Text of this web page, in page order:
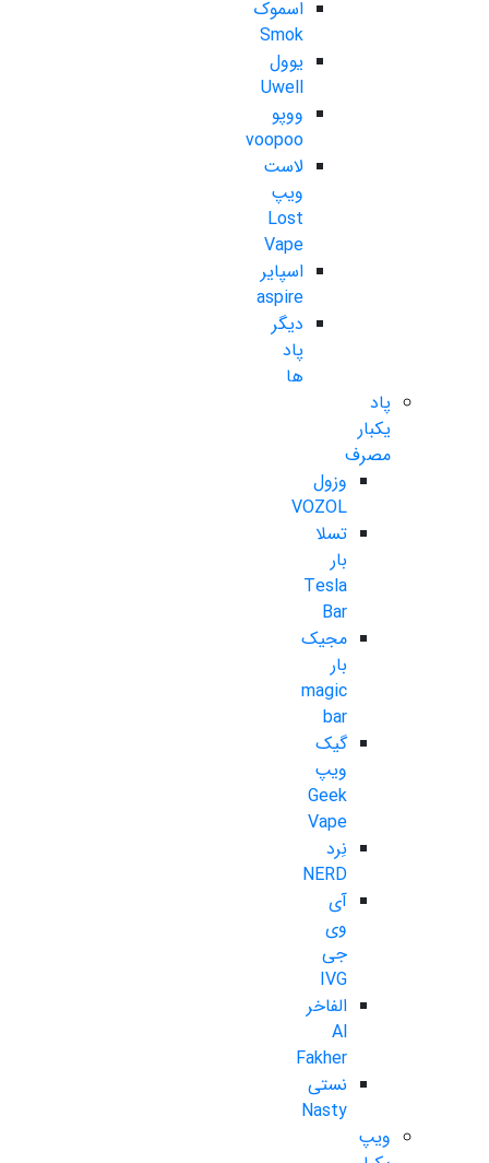
اسموک
Smok
یوول
Uwell
ووپو
voopoo
لاست
ویپ
Lost
Vape
اسپایر
aspire
دیگر
پاد
ها
پاد
یکبار
مصرف
وزول
VOZOL
تسلا
بار
Tesla
Bar
مجیک
بار
magic
bar
گیک
ویپ
Geek
Vape
نِرد
NERD
آی
وی
جی
IVG
الفاخر
Al
Fakher
نستی
Nasty
ویپ